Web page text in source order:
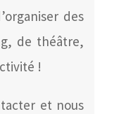
des
de théâtre,
!
et nous